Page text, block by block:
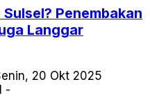
Penembakan
Langgar
20 Okt 2025
-